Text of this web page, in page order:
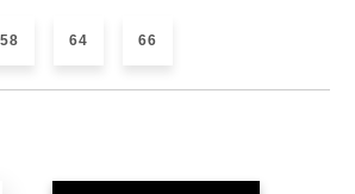
58 64 66